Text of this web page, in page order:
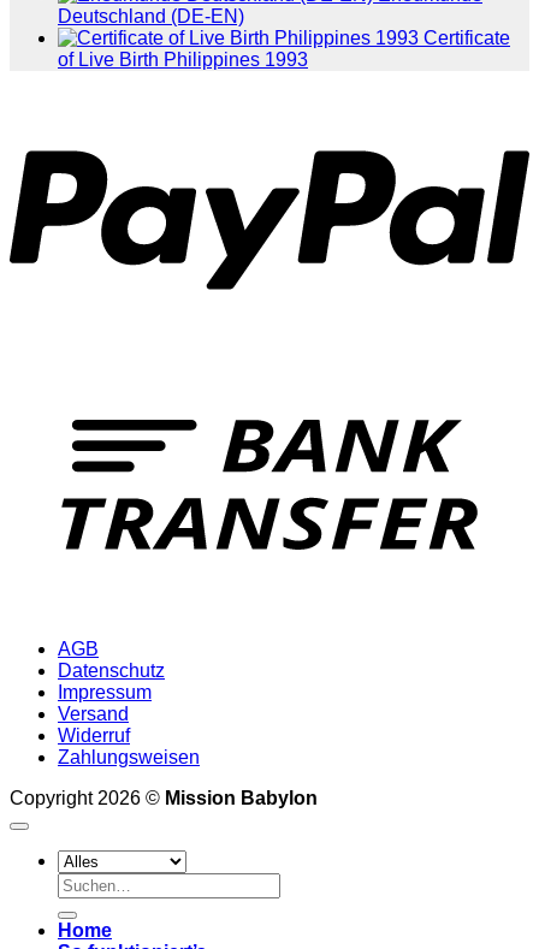
Deutschland (DE-EN)
Certificate
of Live Birth Philippines 1993
AGB
Datenschutz
Impressum
Versand
Widerruf
Zahlungsweisen
Copyright 2026 © Mission Babylon
Suchen
nach:
Home